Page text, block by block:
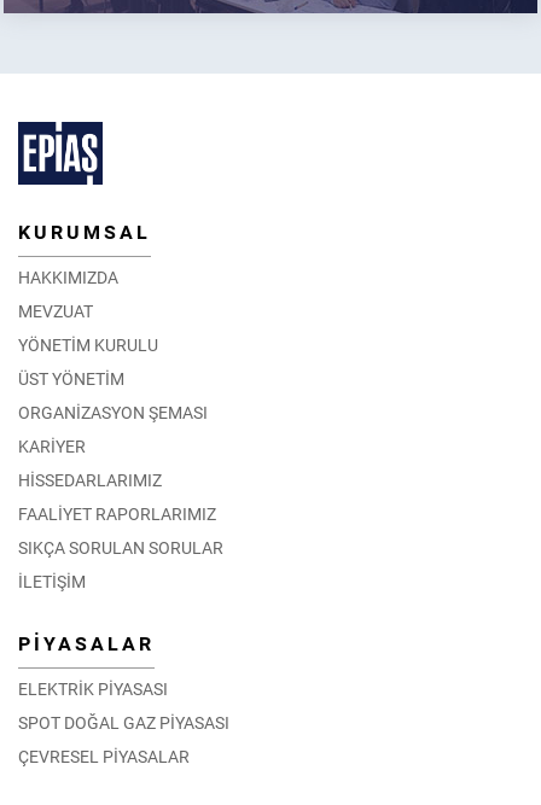
KURUMSAL
HAKKIMIZDA
MEVZUAT
YÖNETİM KURULU
ÜST YÖNETİM
ORGANİZASYON ŞEMASI
KARİYER
HİSSEDARLARIMIZ
FAALİYET RAPORLARIMIZ
SIKÇA SORULAN SORULAR
İLETİŞİM
PİYASALAR
ELEKTRİK PİYASASI
SPOT DOĞAL GAZ PİYASASI
ÇEVRESEL PİYASALAR